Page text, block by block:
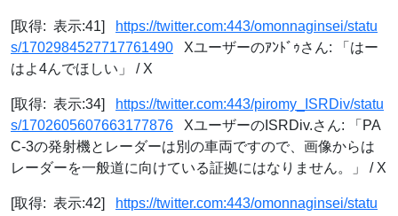
[取得: 表示:41]
https://twitter.com:443/omonnaginsei/statu
s/1702984527717761490 Xユーザーのｱﾝﾄﾞｩさん: 「はー
はよ4んでほしい」 / X
[取得: 表示:34]
https://twitter.com:443/piromy_ISRDiv/statu
s/1702605607663177876 XユーザーのISRDiv.さん: 「PA
C-3の発射機とレーダーは別の車両ですので、画像からは
レーダーを一般道に向けている証拠にはなりません。」 / X
[取得: 表示:42]
https://twitter.com:443/omonnaginsei/statu